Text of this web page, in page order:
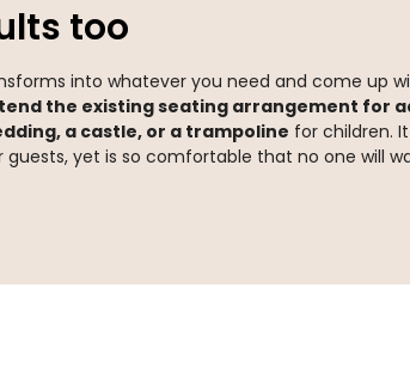
too
into whatever you need and come up
the existing seating arrangement for
a castle, or a trampoline for children.
guests, yet is so comfortable that no one will